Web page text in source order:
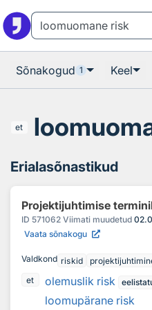
Sõnakogud 1 Keel
et
Erialasõnastikud
Projektijuhtimise
ID 571062 Viimati muudetud
Vaata sõnakogu
Valdkond riskid
et
olemuslik risk
loomupärane risk